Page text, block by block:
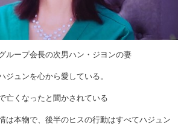
ループ会長の次男ハン・ジヨンの妻
ジュンを心から愛している。
亡くなったと聞かされている
は本物で、後半のヒスの行動はすべてハジュン